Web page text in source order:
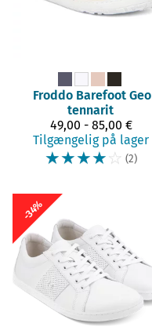
Froddo Barefoot Geo
tennarit
49,00 - 85,00 €
Tilgængelig på lager
☆☆☆☆☆ (2)
-34%